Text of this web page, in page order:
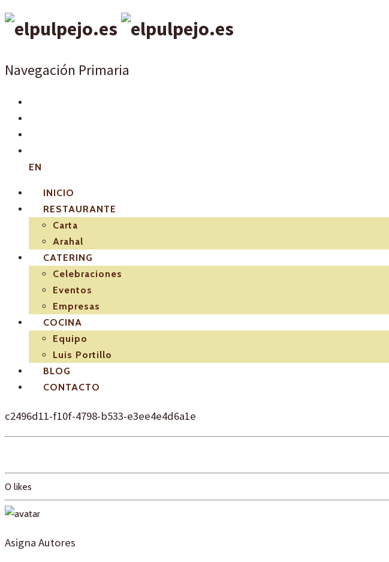
Navegación Primaria
EN
INICIO
RESTAURANTE
Carta
Arahal
CATERING
Celebraciones
Eventos
Empresas
COCINA
Equipo
Luis Portillo
BLOG
CONTACTO
c2496d11-f10f-4798-b533-e3ee4e4d6a1e
0 likes
Asigna Autores